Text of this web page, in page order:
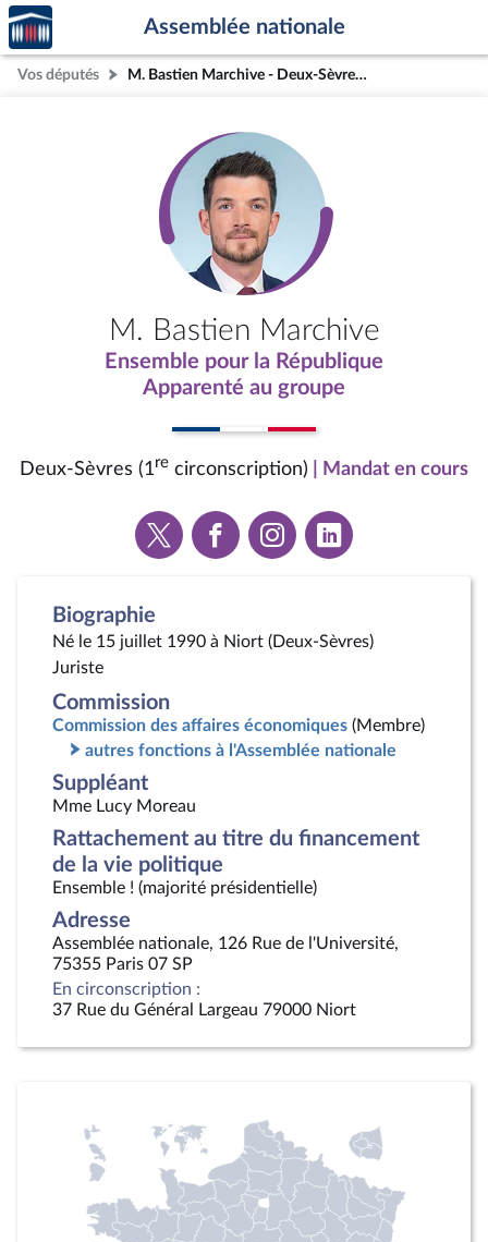
Aller au contenu
Aller en bas de la page
Accèder
à la
page
d'accueil
Assemblée nationale
Vos députés M. Bastien Marchive - Deux-Sèvres (1re circonscription)
M. Bastien Marchive
Ensemble pour la République
Apparenté au groupe
Deux-Sèvres (1re circonscription) | Mandat en cours
Voir
la
Voir
la
Voir
la
Voir
la
Biographie
Né le 15 juillet 1990 à Niort (Deux-Sèvres)
Juriste
Commission
Commission des affaires économiques (Membre)
autres fonctions à l'Assemblée nationale
Suppléant
Mme Lucy Moreau
Rattachement au titre du financement
de la vie politique
Ensemble ! (majorité présidentielle)
Adresse
Assemblée nationale, 126 Rue de l'Université,
75355 Paris 07 SP
En circonscription :
37 Rue du Général Largeau 79000 Niort